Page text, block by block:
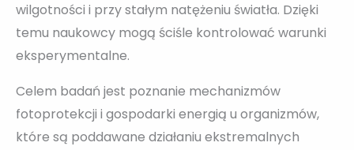
wilgotności i przy stałym natężeniu światła. Dzięki
temu naukowcy mogą ściśle kontrolować warunki
eksperymentalne.
Celem badań jest poznanie mechanizmów
fotoprotekcji i gospodarki energią u organizmów,
które są poddawane działaniu ekstremalnych